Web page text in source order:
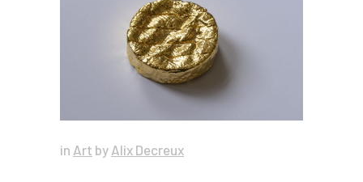
in Art by Alix Decreux